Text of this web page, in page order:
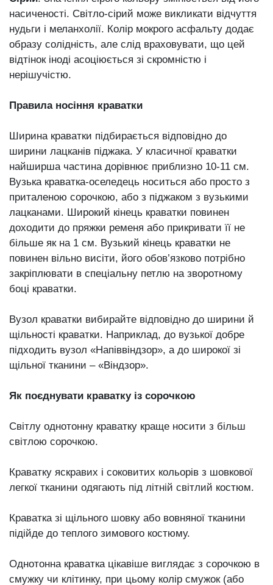
насиченості. Світло-сірий може викликати відчуття
нудьги і меланхолії. Колір мокрого асфальту додає
образу солідність, але слід враховувати, що цей
відтінок іноді асоціюється зі скромністю і
нерішучістю.
Правила носіння краватки
Ширина краватки підбирається відповідно до
ширини лацканів піджака. У класичної краватки
найширша частина дорівнює приблизно 10-11 см.
Вузька краватка-оселедець носиться або просто з
приталеною сорочкою, або з піджаком з вузькими
лацканами. Широкий кінець краватки повинен
доходити до пряжки ременя або прикривати її не
більше як на 1 см. Вузький кінець краватки не
повинен вільно висіти, його обов’язково потрібно
закріплювати в спеціальну петлю на зворотному
боці краватки.
Вузол краватки вибирайте відповідно до ширини й
щільності краватки. Наприклад, до вузької добре
підходить вузол «Напіввіндзор», а до широкої зі
щільної тканини ‒ «Віндзор».
Як поєднувати краватку із сорочкою
Світлу однотонну краватку краще носити з більш
світлою сорочкою.
Краватку яскравих і соковитих кольорів з шовкової
легкої тканини одягають під літній світлий костюм.
Краватка зі щільного шовку або вовняної тканини
підійде до теплого зимового костюму.
Однотонна краватка цікавіше виглядає з сорочкою в
смужку чи клітинку, при цьому колір смужок (або